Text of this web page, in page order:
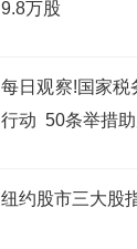
9.8万股
每日观察!国家税
行动 50条举措
纽约股市三大股